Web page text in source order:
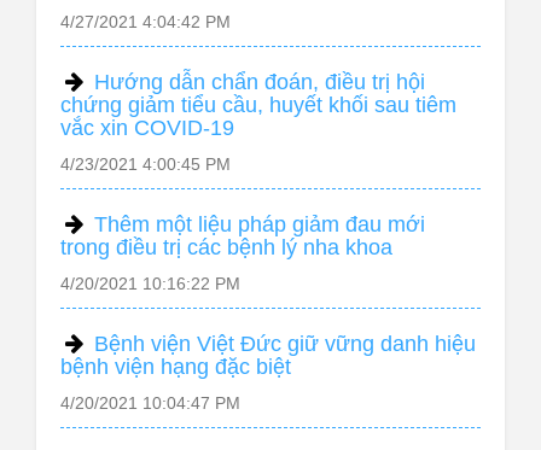
4/27/2021 4:04:42 PM
Hướng dẫn chẩn đoán, điều trị hội
chứng giảm tiểu cầu, huyết khối sau tiêm
vắc xin COVID-19
4/23/2021 4:00:45 PM
Thêm một liệu pháp giảm đau mới
trong điều trị các bệnh lý nha khoa
4/20/2021 10:16:22 PM
Bệnh viện Việt Đức giữ vững danh hiệu
bệnh viện hạng đặc biệt
4/20/2021 10:04:47 PM